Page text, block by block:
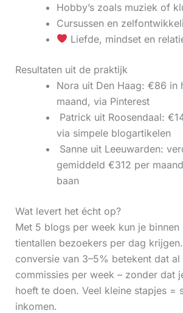
Hobby’s zoals muziek of
Cursussen en
Liefde, mindset en
Resultaten uit de praktijk
Nora uit Den Haag: €86 in
maand, via Pinterest
Patrick uit Roosendaal:
via simpele blogartikelen
Sanne uit Leeuwarden:
gemiddeld €312 per
baan
Wat levert het écht op?
Met 5 blogs per week kun je binnen
tientallen bezoekers per dag
conversie van 3–5% betekent dat al
commissies per week – zonder dat
hoeft te doen. Veel kleine stapjes =
inkomen.